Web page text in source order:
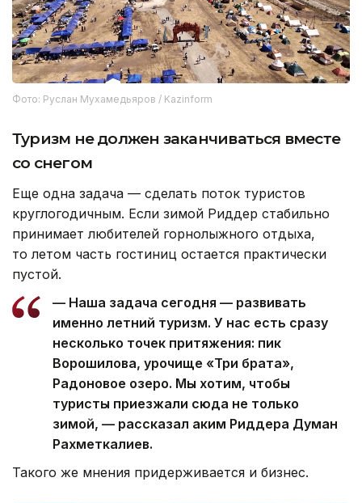
Фото: Руслан Мухамедьяров / Kazinform
Туризм не должен заканчиваться вместе
со снегом
Еще одна задача — сделать поток туристов
круглогодичным. Если зимой Риддер стабильно
принимает любителей горнолыжного отдыха,
то летом часть гостиниц остается практически
пустой.
— Наша задача сегодня — развивать
именно летний туризм. У нас есть сразу
несколько точек притяжения: пик
Ворошилова, урочище «Три брата»,
Радоновое озеро. Мы хотим, чтобы
туристы приезжали сюда не только
зимой, — рассказал аким Риддера Думан
Рахметкалиев.
Такого же мнения придерживается и бизнес.